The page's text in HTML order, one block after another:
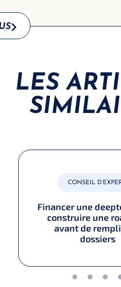
LES
CONSEIL
Financer une
construire une
avant de
dossiers